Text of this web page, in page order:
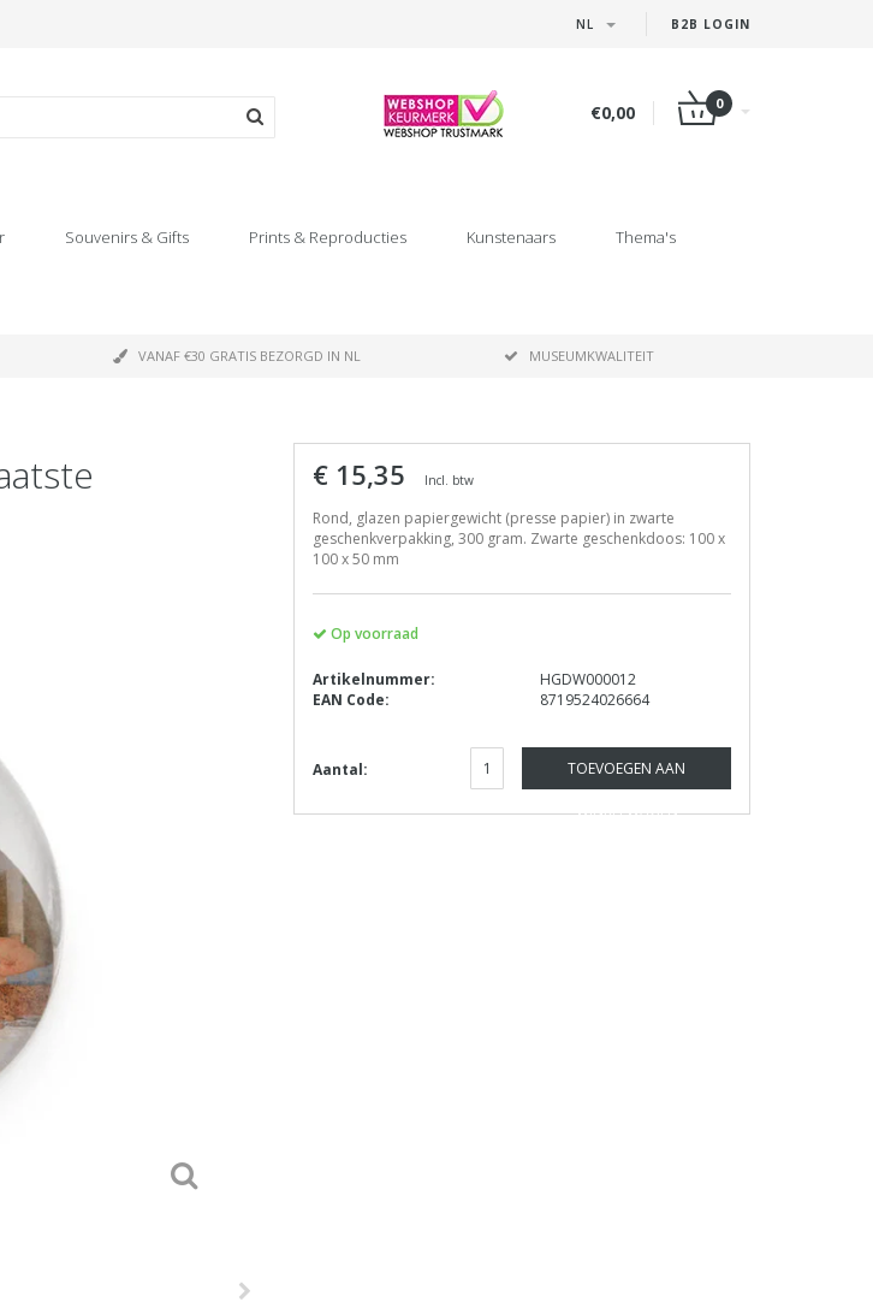
B2B LOGIN
NL
€0,00 0
Souvenirs & Gifts Prints & Reproducties Kunstenaars Thema's
VANAF €30 GRATIS BEZORGD IN NL MUSEUMKWALITEIT
€ 15,35 Incl. btw
Rond, glazen papiergewicht (presse papier) in zwarte
geschenkverpakking, 300 gram. Zwarte geschenkdoos: 100 x
100 x 50 mm
Op voorraad
Artikelnummer:
HGDW000012
EAN Code:
8719524026664
Aantal: TOEVOEGEN AAN
WINKELWAGEN